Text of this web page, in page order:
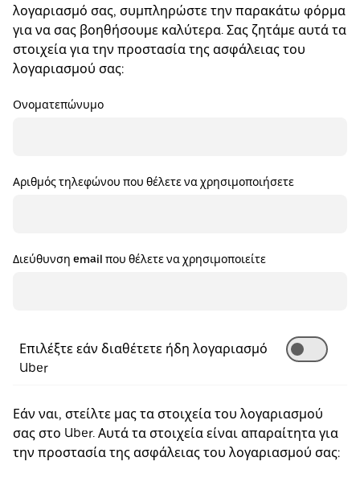
λογαριασμό σας, συμπληρώστε την παρακάτω φόρμα
για να σας βοηθήσουμε καλύτερα. Σας ζητάμε αυτά τα
στοιχεία για την προστασία της ασφάλειας του
λογαριασμού σας:
Ονοματεπώνυμο
Αριθμός τηλεφώνου που θέλετε να χρησιμοποιήσετε
Διεύθυνση email που θέλετε να χρησιμοποιείτε
Επιλέξτε εάν διαθέτετε ήδη λογαριασμό
Uber
Εάν ναι, στείλτε μας τα στοιχεία του λογαριασμού
σας στο Uber. Αυτά τα στοιχεία είναι απαραίτητα για
την προστασία της ασφάλειας του λογαριασμού σας: